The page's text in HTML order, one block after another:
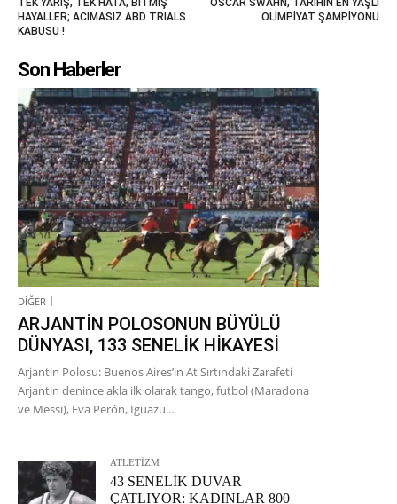
HAYALLER; ACIMASIZ ABD TRIALS
KABUSU !
OLİMPİYAT ŞAMPİYONU
Son Haberler
DİĞER
ARJANTİN POLOSONUN BÜYÜLÜ
DÜNYASI, 133 SENELİK HİKAYESİ
Arjantin Polosu: Buenos Aires’in At Sırtındaki Zarafeti
Arjantin denince akla ilk olarak tango, futbol (Maradona
ve Messi), Eva Perón, Iguazu...
ATLETİZM
43 SENELİK DUVAR
ÇATLIYOR: KADINLAR 800